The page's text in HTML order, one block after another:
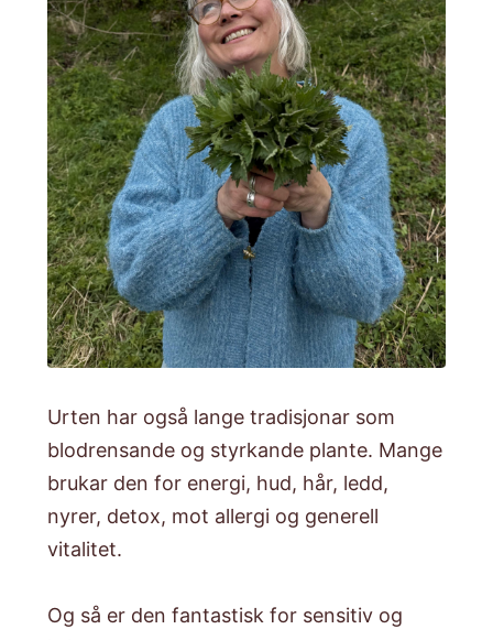
Urten har også lange tradisjonar som
blodrensande og styrkande plante. Mange
brukar den for energi, hud, hår, ledd,
nyrer, detox, mot allergi og generell
vitalitet.
Og så er den fantastisk for sensitiv og